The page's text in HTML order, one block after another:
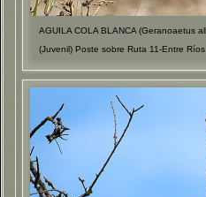
AGUILA COLA BLANCA (Geranoaetus
(Juvenil) Poste sobre Ruta 11-Entre